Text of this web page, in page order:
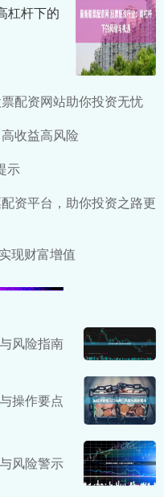
杠杆下的
配资网站助你投资无忧
收益高风险
示
资平台，助你投资之路更
现财富增值
风险指南
操作要点
风险警示